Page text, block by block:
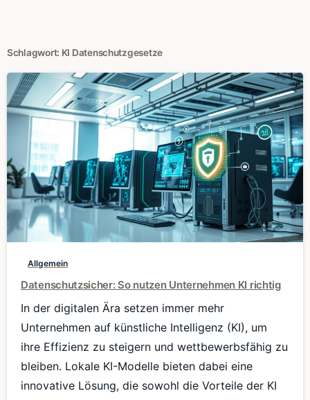
Schlagwort: KI Datenschutzgesetze
0
Allgemein
Datenschutzsicher: So nutzen Unternehmen KI richtig
In der digitalen Ära setzen immer mehr
Unternehmen auf künstliche Intelligenz (KI), um
ihre Effizienz zu steigern und wettbewerbsfähig zu
bleiben. Lokale KI-Modelle bieten dabei eine
innovative Lösung, die sowohl die Vorteile der KI